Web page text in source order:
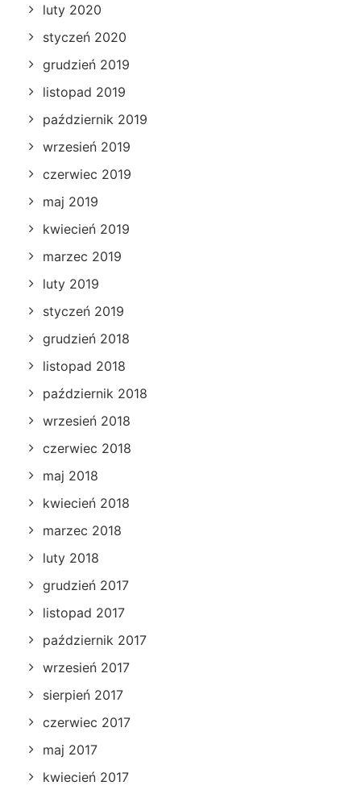
luty 2020
styczeń 2020
grudzień 2019
listopad 2019
październik 2019
wrzesień 2019
czerwiec 2019
maj 2019
kwiecień 2019
marzec 2019
luty 2019
styczeń 2019
grudzień 2018
listopad 2018
październik 2018
wrzesień 2018
czerwiec 2018
maj 2018
kwiecień 2018
marzec 2018
luty 2018
grudzień 2017
listopad 2017
październik 2017
wrzesień 2017
sierpień 2017
czerwiec 2017
maj 2017
kwiecień 2017